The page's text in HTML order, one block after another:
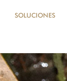
SOLUCIONES